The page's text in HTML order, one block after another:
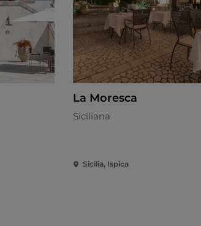
La Moresca
Siciliana
Sicilia, Ispica